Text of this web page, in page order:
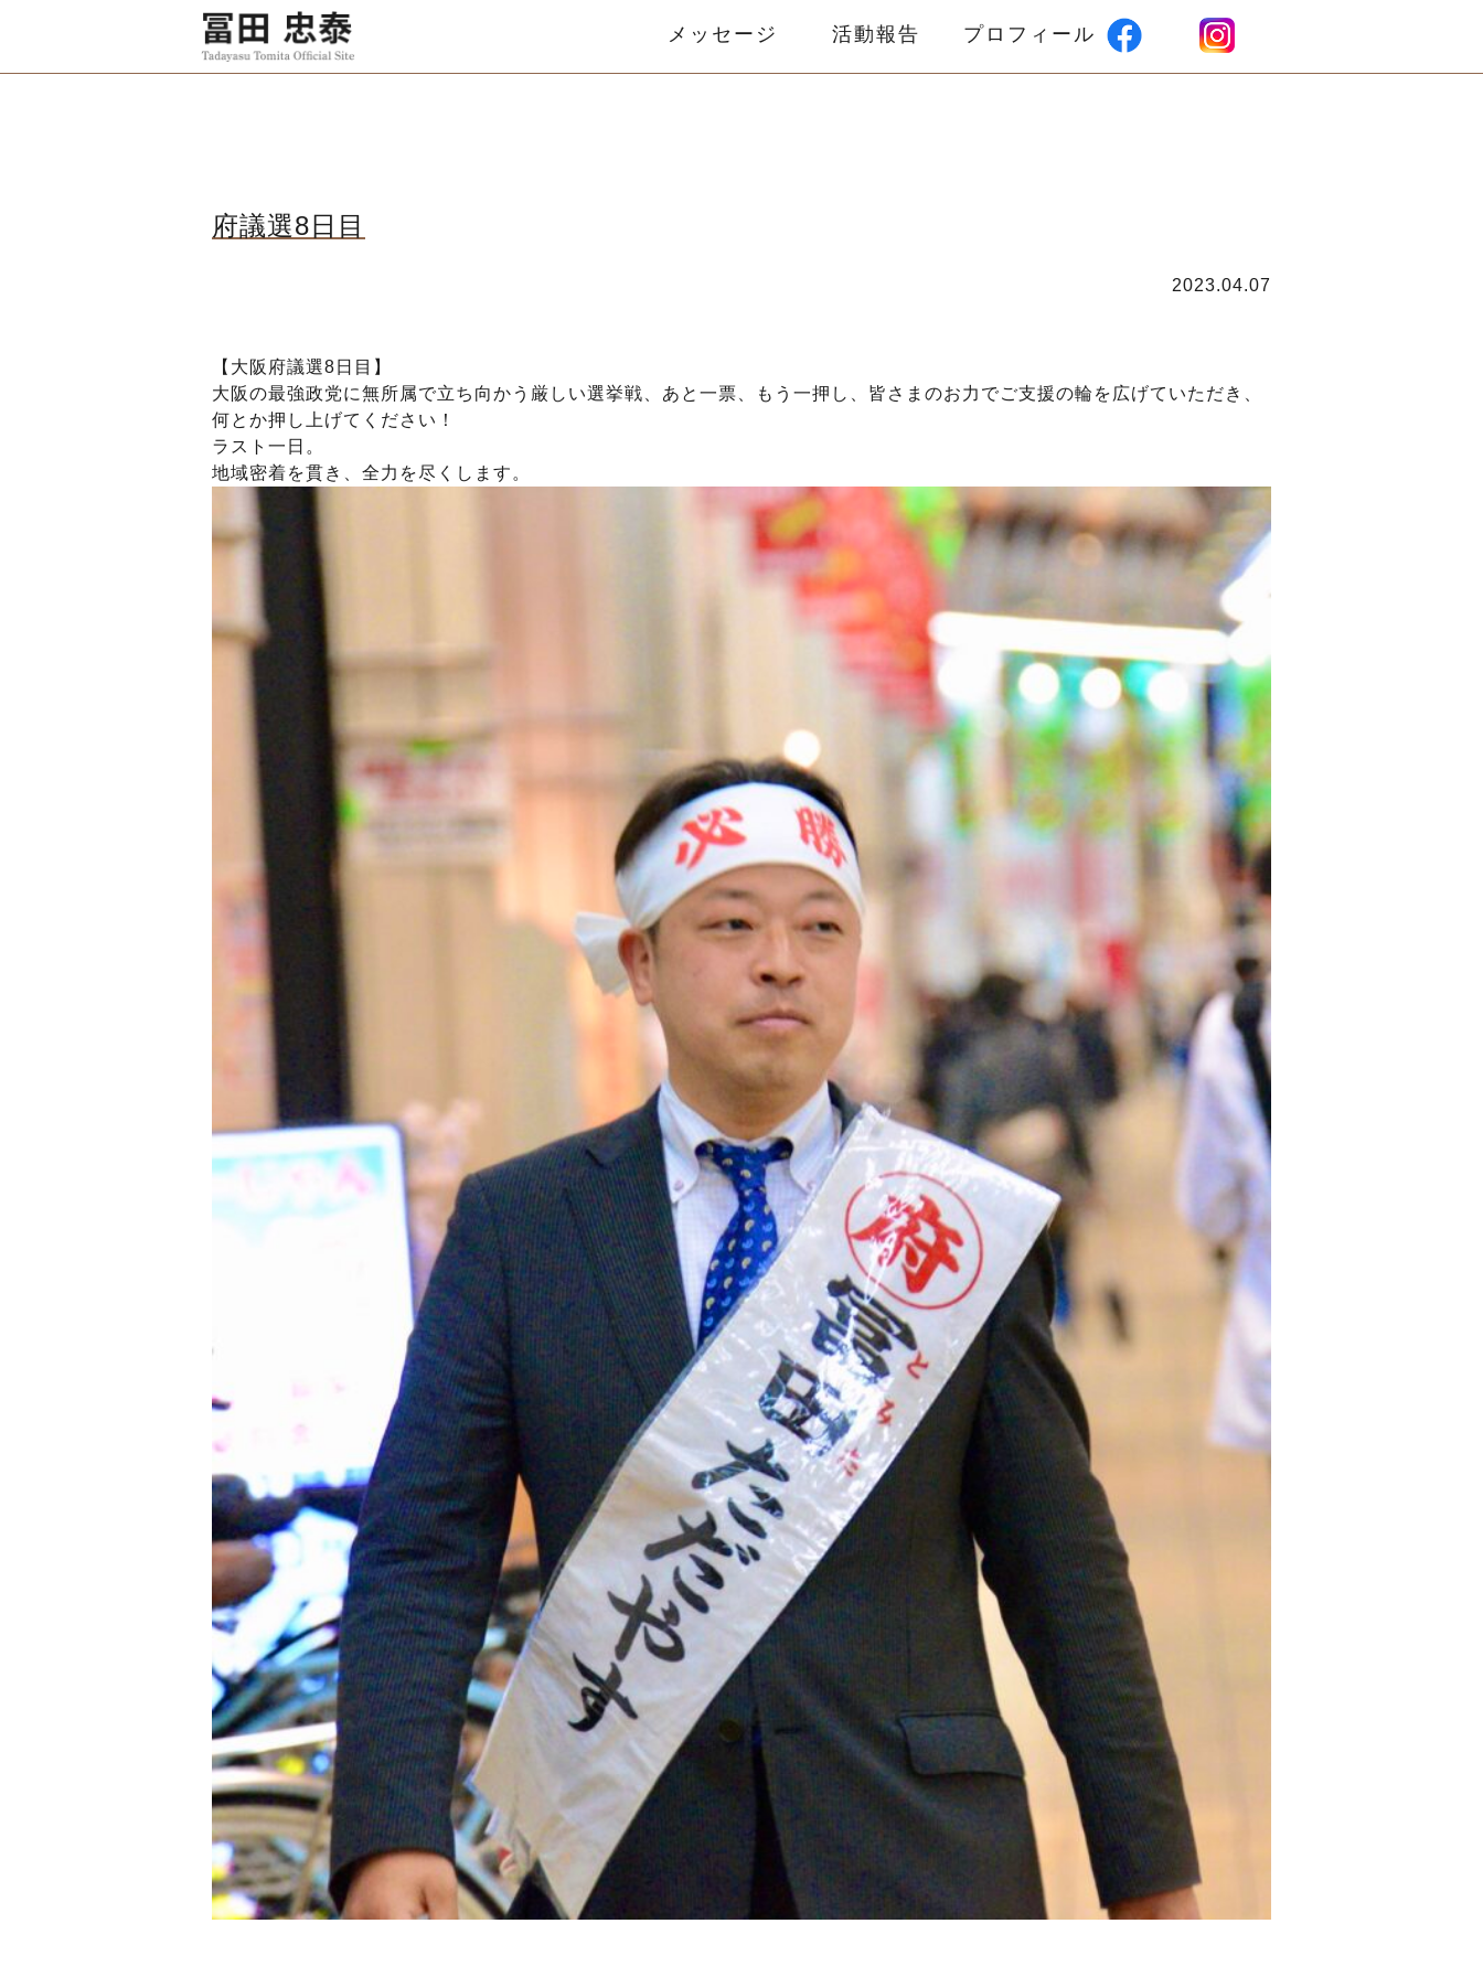
メッセージ 活動報告 プロフィール
府議選8日目
2023.04.07
【大阪府議選8日目】
大阪の最強政党に無所属で立ち向かう厳しい選挙戦、あと一票、もう一押し、皆さまのお力でご支援の輪を広げていただき、
何とか押し上げてください！
ラスト一日。
地域密着を貫き、全力を尽くします。